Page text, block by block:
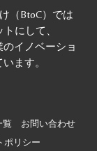
（BtoC）では
にして、
イノベーショ
ます。
覧
お問い合わせ
ポリシー